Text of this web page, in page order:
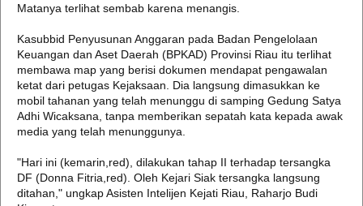
Matanya terlihat sembab karena menangis.
Kasubbid Penyusunan Anggaran pada Badan Pengelolaan
Keuangan dan Aset Daerah (BPKAD) Provinsi Riau itu terlihat
membawa map yang berisi dokumen mendapat pengawalan
ketat dari petugas Kejaksaan. Dia langsung dimasukkan ke
mobil tahanan yang telah menunggu di samping Gedung Satya
Adhi Wicaksana, tanpa memberikan sepatah kata kepada awak
media yang telah menunggunya.
"Hari ini (kemarin,red), dilakukan tahap II terhadap tersangka
DF (Donna Fitria,red). Oleh Kejari Siak tersangka langsung
ditahan," ungkap Asisten Intelijen Kejati Riau, Raharjo Budi